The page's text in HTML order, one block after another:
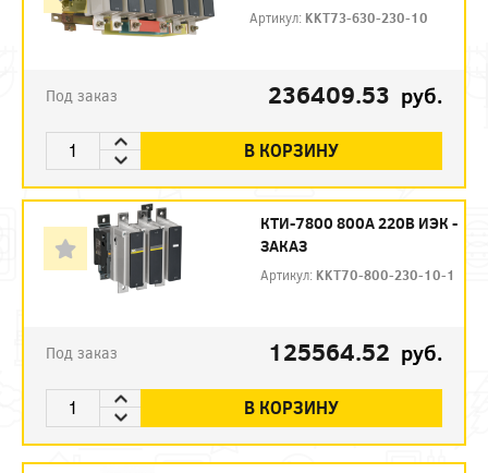
Артикул: KKT73-630-230-10
Под заказ 236409.53 руб.
В КОРЗИНУ
КТИ-7800 800А 220В ИЭК -
ЗАКАЗ
Артикул: KKT70-800-230-10-1
Под заказ 125564.52 руб.
В КОРЗИНУ